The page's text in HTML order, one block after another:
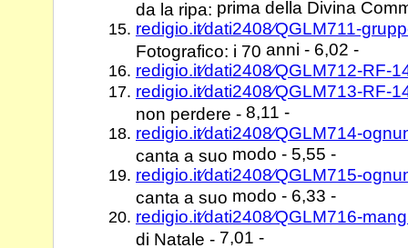
da la ripa: prima della Divina
redigio.it⁄dati2408⁄QGLM711-
Fotografico: i 70 anni - 6,02 -
redigio.it⁄dati2408⁄QGLM712-RF-
redigio.it⁄dati2408⁄QGLM713-RF-
non perdere - 8,11 -
redigio.it⁄dati2408⁄QGLM714-
canta a suo modo - 5,55 -
redigio.it⁄dati2408⁄QGLM715-
canta a suo modo - 6,33 -
redigio.it⁄dati2408⁄QGLM716-
di Natale - 7,01 -